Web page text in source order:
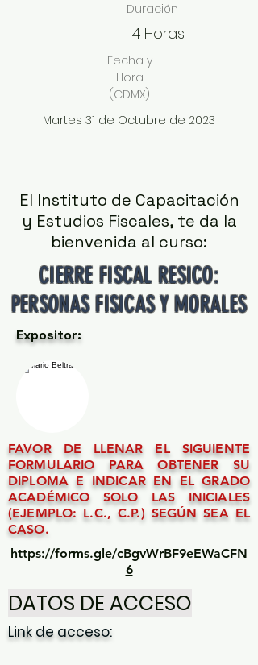
Duración
4 Horas
Fecha y
Hora
(CDMX)
Martes 31 de Octubre de 2023
El Instituto de Capacitación
y Estudios Fiscales, te da la
bienvenida al curso:
CIERRE FISCAL RESICO:
PERSONAS FISICAS Y MORALES
Expositor:
FAVOR DE LLENAR EL SIGUIENTE
FORMULARIO PARA OBTENER SU
DIPLOMA E INDICAR EN EL GRADO
ACADÉMICO SOLO LAS INICIALES
(EJEMPLO: L.C., C.P.) SEGÚN SEA EL
CASO.
https://forms.gle/cBgvWrBF9eEWaCFN
6
DATOS DE ACCESO
Link de acceso: